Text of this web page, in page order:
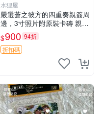
水狸屋
嚴選蒼之彼方的四重奏親簽周
邊，3寸照片附原裝卡磚 親簽
照 收藏級 影印品 杜蕾斯相紙
質地 限量版 Aokana Four Rh
ythm 藍光紀念照 簽名
$900 94折
折扣碼